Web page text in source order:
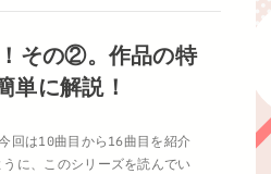
その②。作品の特
単に解説！
回は10曲目から16曲目を紹介
に、このシリーズを読んでい